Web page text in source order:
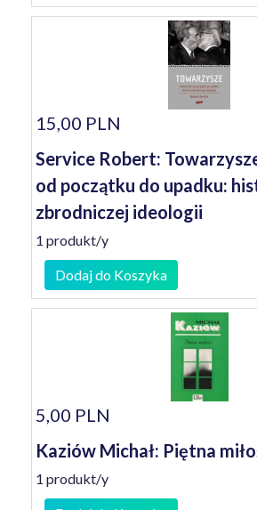
15,00 PLN
Service Robert:
od początku do upadku:
zbrodniczej ideologii
1 produkt/y
Dodaj do Koszyka
5,00 PLN
Kaziów Michał: Piętna
1 produkt/y